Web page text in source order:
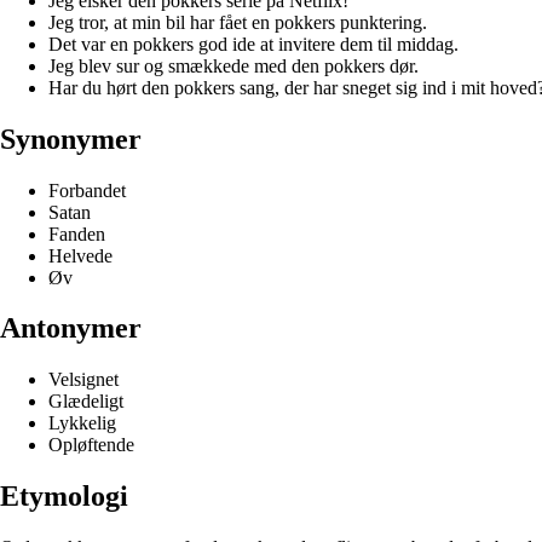
Jeg tror, at min bil har fået en pokkers punktering.
Det var en pokkers god ide at invitere dem til middag.
Jeg blev sur og smækkede med den pokkers dør.
Har du hørt den pokkers sang, der har sneget sig ind i mit
Synonymer
Forbandet
Satan
Fanden
Helvede
Øv
Antonymer
Velsignet
Glædeligt
Lykkelig
Opløftende
Etymologi